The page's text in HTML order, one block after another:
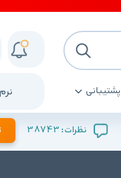
پشتیبانی
نظرات : 38743